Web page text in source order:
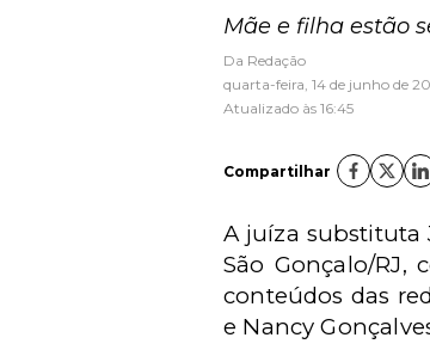
Mãe e filha estão
Da Redação
quarta-feira, 14 de junho de
Atualizado às 16:45
Compartilhar
A juíza substituta
São Gonçalo/RJ,
conteúdos das
e Nancy